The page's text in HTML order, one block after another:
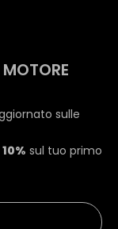
sulle
sul tuo primo